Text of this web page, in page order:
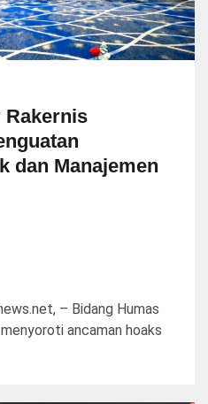
Rakernis
dan Manajemen
– Bidang Humas
ancaman hoaks